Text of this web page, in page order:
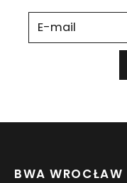
BWA WROCŁAW